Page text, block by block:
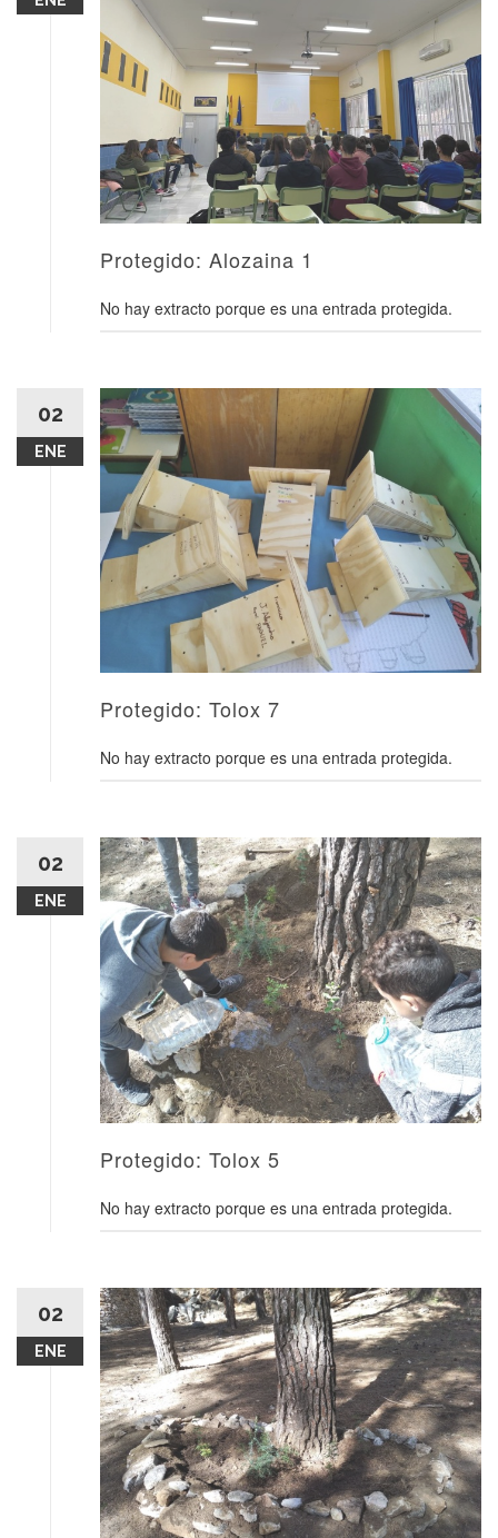
Protegido: Alozaina 1
No hay extracto porque es una entrada protegida.
02
ENE
Protegido: Tolox 7
No hay extracto porque es una entrada protegida.
02
ENE
Protegido: Tolox 5
No hay extracto porque es una entrada protegida.
02
ENE